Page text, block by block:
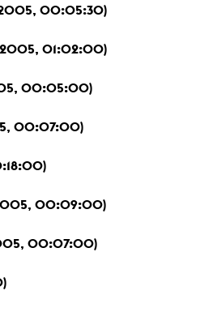
00:05:30)
01:02:00)
00:05:00)
00:07:00)
00:09:00)
00:07:00)